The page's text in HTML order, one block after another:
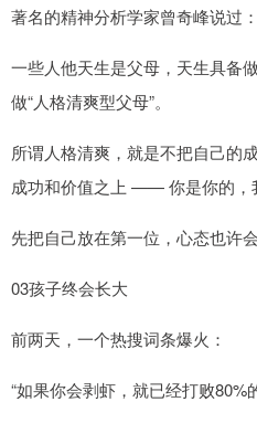
著名的精神分析学家曾奇峰说过：
一些人他天生是父母，天生具备
做“人格清爽型父母”。
所谓人格清爽，就是不把自己的
成功和价值之上 —— 你是你的，
先把自己放在第一位，心态也许会
03孩子终会长大
前两天，一个热搜词条爆火：
“如果你会剥虾，就已经打败80%